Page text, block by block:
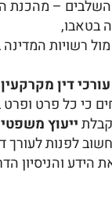
השלבים – מהכנת
בטאבו,
רשויות
דין
כי כל פרט
ייעוץ
לפנות לעורך
הידע והניסיון